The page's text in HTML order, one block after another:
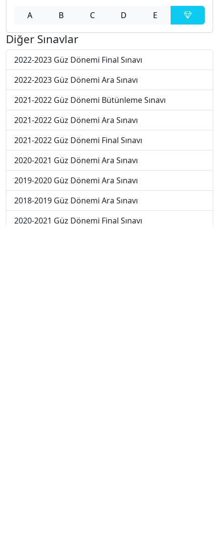
A B C D E
Diğer Sınavlar
2022-2023 Güz Dönemi Final Sınavı
2022-2023 Güz Dönemi Ara Sınavı
2021-2022 Güz Dönemi Bütünleme Sınavı
2021-2022 Güz Dönemi Ara Sınavı
2021-2022 Güz Dönemi Final Sınavı
2020-2021 Güz Dönemi Ara Sınavı
2019-2020 Güz Dönemi Ara Sınavı
2018-2019 Güz Dönemi Ara Sınavı
2020-2021 Güz Dönemi Final Sınavı